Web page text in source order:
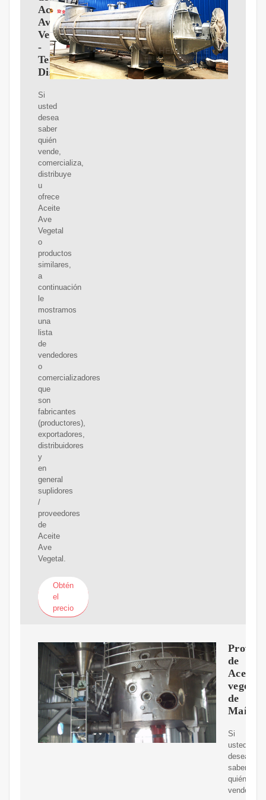
Aceite
Ave
Vegetal
-
Teléfonos,
Distribuidores
Si
usted
desea
saber
quién
vende,
comercializa,
distribuye
u
ofrece
Aceite
Ave
Vegetal
o
productos
similares,
a
continuación
le
mostramos
una
lista
de
vendedores
o
comercializadores
que
son
fabricantes
(productores),
exportadores,
distribuidores
y
en
general
suplidores
/
proveedores
de
Aceite
Ave
Vegetal.
Obtén
el
precio
de
Aceite
vegetal
de
Maíz
Si
usted
desea
saber
quién
vende,